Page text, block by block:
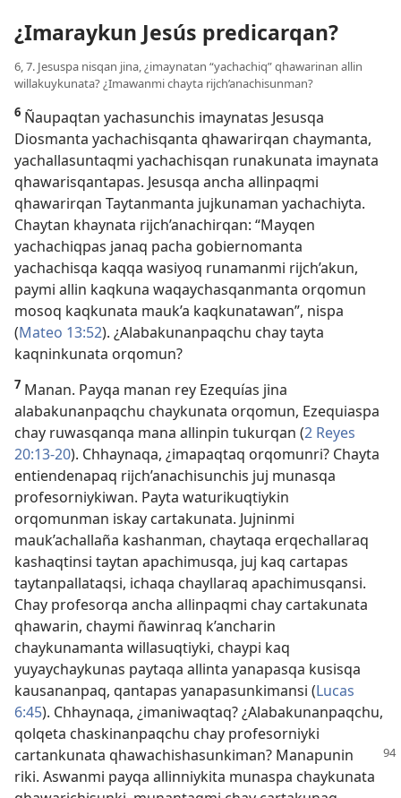
¿Imaraykun Jesús predicarqan?
6, 7. Jesuspa nisqan jina, ¿imaynatan “yachachiq” qhawarinan allin
willakuykunata? ¿Imawanmi chayta rijch’anachisunman?
6 Ñaupaqtan yachasunchis imaynatas Jesusqa
Diosmanta yachachisqanta qhawarirqan chaymanta,
yachallasuntaqmi yachachisqan runakunata imaynata
qhawarisqantapas. Jesusqa ancha allinpaqmi
qhawarirqan Taytanmanta jujkunaman yachachiyta.
Chaytan khaynata rijch’anachirqan: “Mayqen
yachachiqpas janaq pacha gobiernomanta
yachachisqa kaqqa wasiyoq runamanmi rijch’akun,
paymi allin kaqkuna waqaychasqanmanta orqomun
mosoq kaqkunata mauk’a kaqkunatawan”, nispa
(Mateo 13:52). ¿Alabakunanpaqchu chay tayta
kaqninkunata orqomun?
7 Manan. Payqa manan rey Ezequías jina
alabakunanpaqchu chaykunata orqomun, Ezequiaspa
chay ruwasqanqa mana allinpin tukurqan (2 Reyes
20:13-20). Chhaynaqa, ¿imapaqtaq orqomunri? Chayta
entiendenapaq rijch’anachisunchis juj munasqa
profesorniykiwan. Payta waturikuqtiykin
orqomunman iskay cartakunata. Jujninmi
mauk’achallaña kashanman, chaytaqa erqechallaraq
kashaqtinsi taytan apachimusqa, juj kaq cartapas
taytanpallataqsi, ichaqa chayllaraq apachimusqansi.
Chay profesorqa ancha allinpaqmi chay cartakunata
qhawarin, chaymi ñawinraq k’ancharin
chaykunamanta willasuqtiyki, chaypi kaq
yuyaychaykunas paytaqa allinta yanapasqa kusisqa
kausananpaq, qantapas yanapasunkimansi (Lucas
6:45). Chhaynaqa, ¿imaniwaqtaq? ¿Alabakunanpaqchu,
qolqeta chaskinanpaqchu chay profesorniyki
cartankunata qhawachishasunkiman? Manapunin
riki. Aswanmi payqa allinniykita munaspa chaykunata